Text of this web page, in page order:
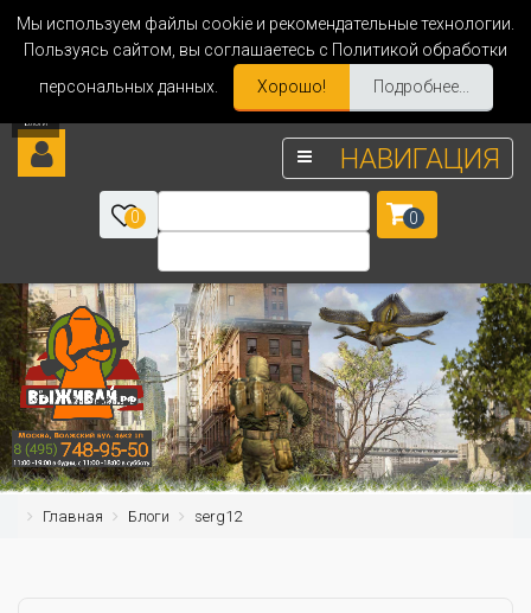
Мы используем файлы cookie и рекомендательные технологии.
Пользуясь сайтом, вы соглашаетесь с Политикой обработки
персональных данных.
Хорошо! Подробнее...
НАВИГАЦИЯ
0 0
Главная Блоги serg12